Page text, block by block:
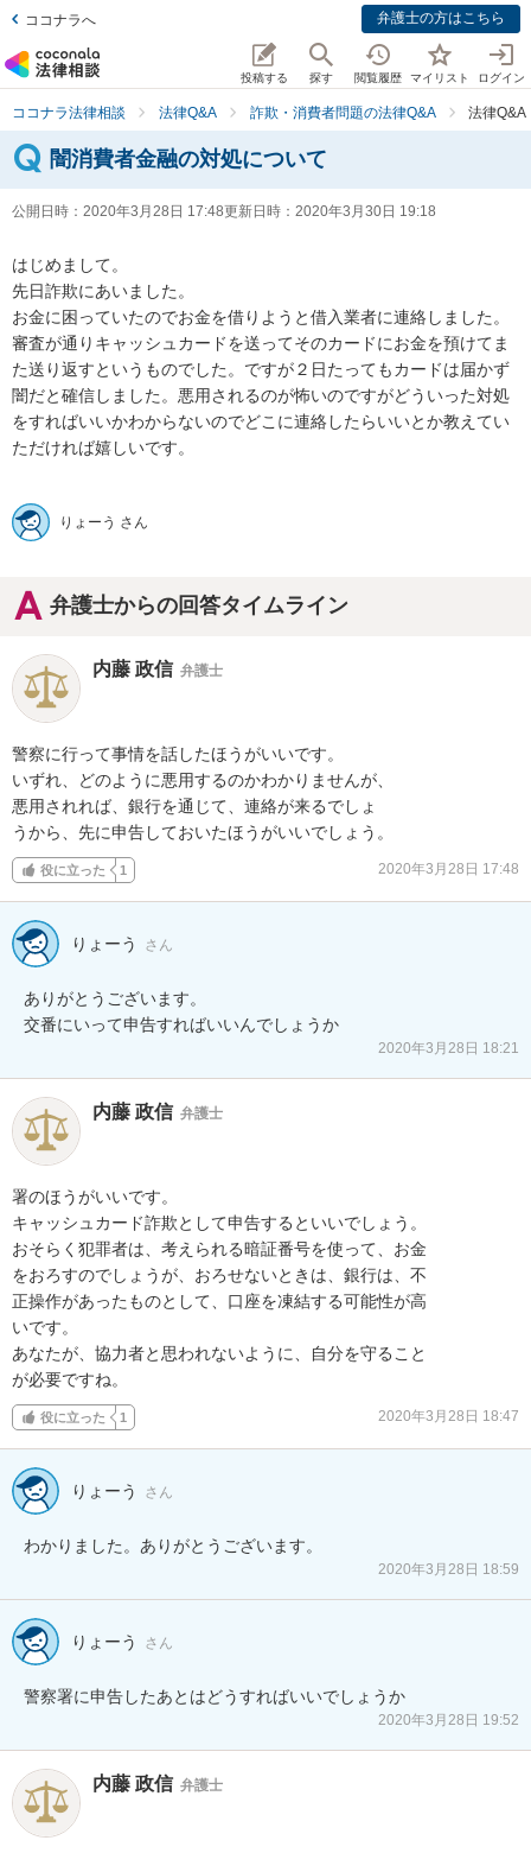
ココナラへ 弁護士の方はこちら
投稿する 探す 閲覧履歴 マイリスト ログイン
ココナラ法律相談 法律Q&A 詐欺・消費者問題の法律Q&A 法律Q&A
闇消費者金融の対処について
公開日時： 2020年3月28日 17:48更新日時： 2020年3月30日 19:18
はじめまして。
先日詐欺にあいました。
お金に困っていたのでお金を借りようと借入業者に連絡しました。
審査が通りキャッシュカードを送ってそのカードにお金を預けてま
た送り返すというものでした。ですが２日たってもカードは届かず
闇だと確信しました。悪用されるのが怖いのですがどういった対処
をすればいいかわからないのでどこに連絡したらいいとか教えてい
ただければ嬉しいです。
りょーう さん
弁護士からの回答タイムライン
内藤 政信 弁護士
警察に行って事情を話したほうがいいです。
いずれ、どのように悪用するのかわかりませんが、
悪用されれば、銀行を通じて、連絡が来るでしょ
うから、先に申告しておいたほうがいいでしょう。
役に立った 1 2020年3月28日 17:48
りょーう さん
ありがとうございます。
交番にいって申告すればいいんでしょうか
2020年3月28日 18:21
内藤 政信 弁護士
署のほうがいいです。
キャッシュカード詐欺として申告するといいでしょう。
おそらく犯罪者は、考えられる暗証番号を使って、お金
をおろすのでしょうが、おろせないときは、銀行は、不
正操作があったものとして、口座を凍結する可能性が高
いです。
あなたが、協力者と思われないように、自分を守ること
が必要ですね。
役に立った 1 2020年3月28日 18:47
りょーう さん
わかりました。ありがとうございます。
2020年3月28日 18:59
りょーう さん
警察署に申告したあとはどうすればいいでしょうか
2020年3月28日 19:52
内藤 政信 弁護士